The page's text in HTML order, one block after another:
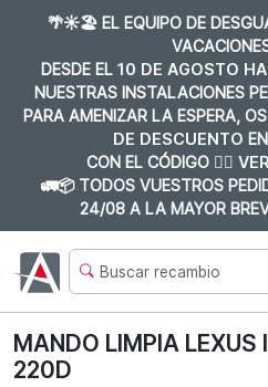
🌴☀️🏖️ EL EQUIPO DE
DESDE EL 10 DE AGOSTO
NUESTRAS INSTALACIONES
PARA AMENIZAR LA ESPERA,
DE DESCUENTO
CON EL CÓDIGO 👉🏼
🚛📦 TODOS VUESTROS
24/08 A LA MAYOR
MANDO LIMPIA
220D